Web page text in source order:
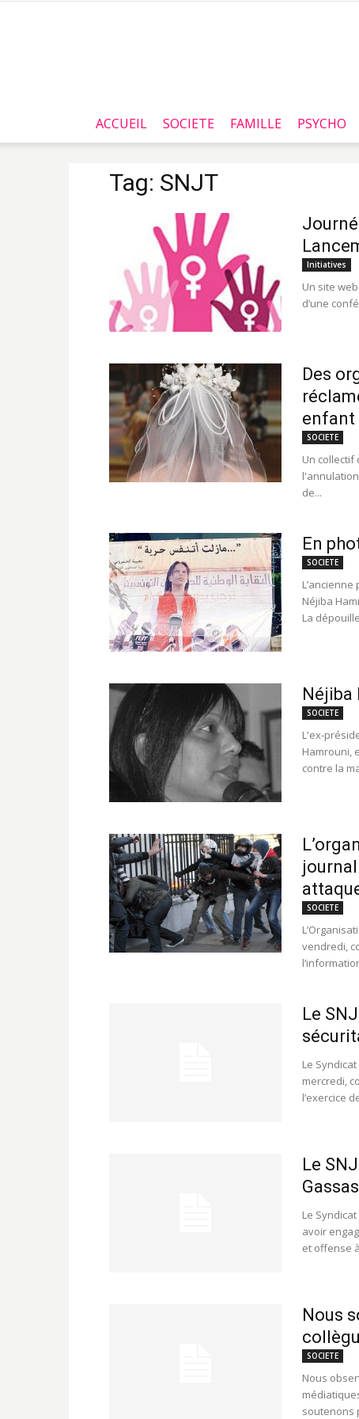
ACCUEIL SOCIETE FAMILLE PSYCHO
Tag: SNJT
Initiatives
Un site
d’une
Des
enfant
SOCIETE
Un collectif
de...
En
SOCIETE
Néjiba
La
Néjiba
SOCIETE
L'ex-
Hamrouni,
contre la
SOCIETE
vendredi,
Le
Le
mercredi,
l’exercice
Le
Gassas
Le
avoir
et offense
Nous
SOCIETE
Nous
soutenons